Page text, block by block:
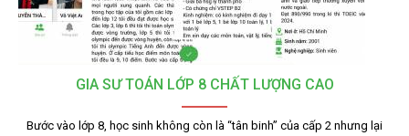
GIA SƯ TOÁN LỚP 8 CHẤT LƯỢNG CAO
Bước vào lớp 8, học sinh không còn là “tân binh” của cấp 2 nhưng lại